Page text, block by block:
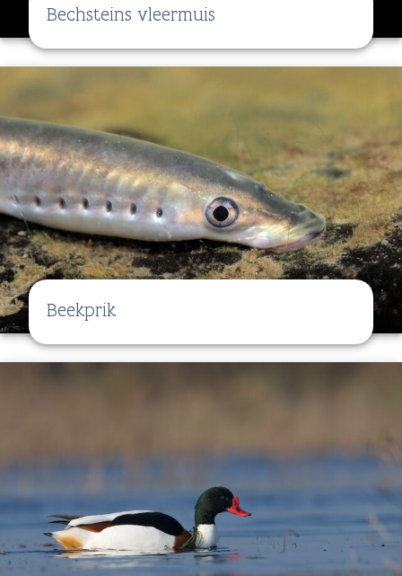
Bechsteins vleermuis
Beekprik